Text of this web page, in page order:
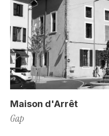
Maison d'Arrêt
Gap